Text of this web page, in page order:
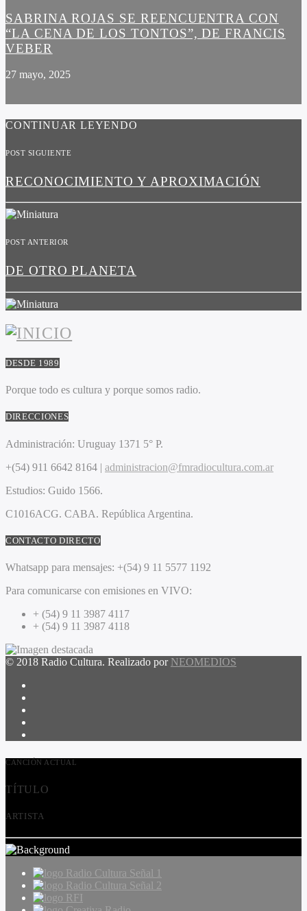
SABRINA ROJAS SE REENCUENTRA CON
“LA CENA DE LOS TONTOS”, DE FRANCIS
VEBER
27 mayo, 2025
CONTINUAR LEYENDO
POST SIGUIENTE
RECONOCIMIENTO Y APROXIMACIÓN
POST ANTERIOR
DE OTRO PLANETA
DESDE 1989
Porque todo es cultura y porque somos radio.
DIRECCIONES
Administración: Uruguay 1371 5° P.
+(54) 911 6642 8164 | administracion@fmradiocultura.com.ar
Estudios: Guido 1566.
C1016ACG. CABA. República Argentina.
CONTACTO DIRECTO
Whatsapp para mensajes: +(54) 9 11 5577 1192
Para comunicarse con emisiones en VIVO:
+ (54) 9 11 3987 4117
+ (54) 9 11 3987 4118
© 2018 Radio Cultura. Realizado por NEOMEDIOS
CANCIÓN ACTUAL
TÍTULO
ARTISTA
Radio Cultura Señal 1
Radio Cultura Señal 2
RFI